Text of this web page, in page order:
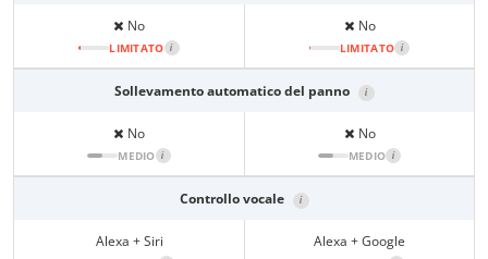
No
LIMITATO i
No
LIMITATO i
Sollevamento automatico del panno i
No
MEDIO i
No
MEDIO i
Controllo vocale i
Alexa + Siri Alexa + Google